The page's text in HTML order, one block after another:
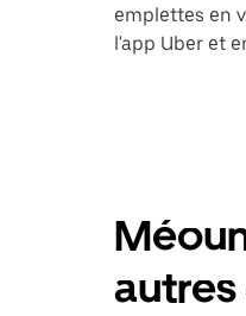
emplettes en
l'app Uber et